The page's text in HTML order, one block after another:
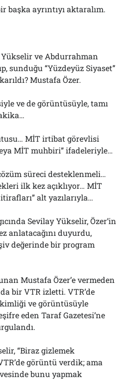
başka ayrıntıyı aktaralım.
Yükselir ve Abdurrahman
sunduğu “Yüzdeyüz Siyaset”
Mustafa Özer.
ve de görüntüsüyle, tamı
MİT irtibat görevlisi
MİT muhbiri” ifadeleriyle…
süreci desteklenmeli…
ilk kez açıklıyor… MİT
alt yazılarıyla…
Sevilay Yükselir, Özer’in
anlatacağını duyurdu,
değerinde bir program
Mustafa Özer’e vermeden
bir VTR izletti. VTR’de
ve görüntüsüyle
eden Taraf Gazetesi’ne
“Biraz gizlemek
görüntü verdik; ama
bunu yapmak